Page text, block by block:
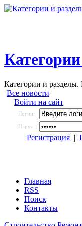
Категории и
Все новости
Войти на сайт
Логин:
Пароль:
Регистрация |
Главная
RSS
Поиск
Контакты